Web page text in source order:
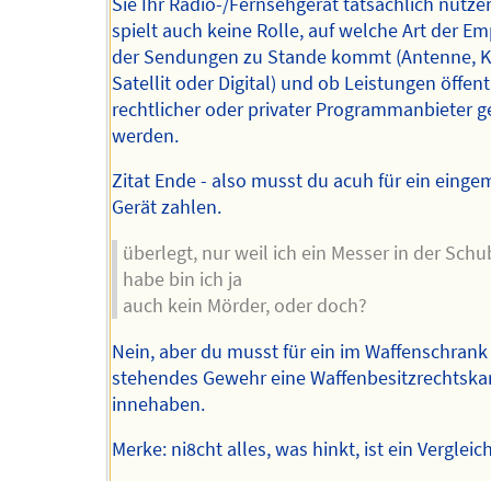
spielt auch keine Rolle, auf welche Art der
der Sendungen zu Stande kommt (Antenne,
Satellit oder Digital) und ob Leistungen
rechtlicher oder privater Programmanbieter
werden.
Zitat Ende - also musst du acuh für ein
Gerät zahlen.
überlegt, nur weil ich ein Messer in der
habe bin ich ja
auch kein Mörder, oder doch?
Nein, aber du musst für ein im Waffenschrank
stehendes Gewehr eine
innehaben.
Merke: ni8cht alles, was hinkt, ist ein